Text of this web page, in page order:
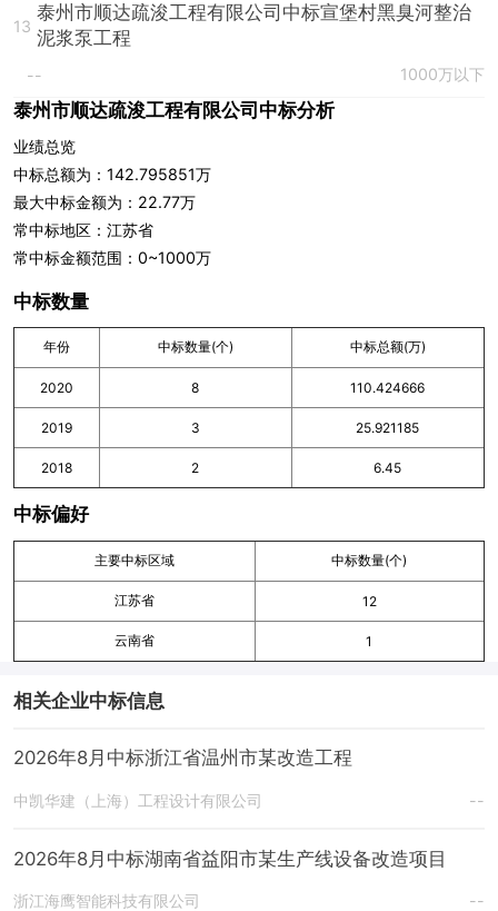
13
泰州市顺达疏浚工程有限公司中标宣堡村黑臭河整治
泥浆泵工程
-- 1000万以下
泰州市顺达疏浚工程有限公司中标分析
业绩总览
中标总额为：142.795851万
最大中标金额为：22.77万
常中标地区：江苏省
常中标金额范围：0~1000万
中标数量
年份 中标数量(个) 中标总额(万)
2020 8 110.424666
2019 3 25.921185
2018 2 6.45
中标偏好
主要中标区域 中标数量(个)
江苏省 12
云南省 1
相关企业中标信息
2026年8月中标浙江省温州市某改造工程
中凯华建（上海）工程设计有限公司 --
2026年8月中标湖南省益阳市某生产线设备改造项目
浙江海鹰智能科技有限公司 --